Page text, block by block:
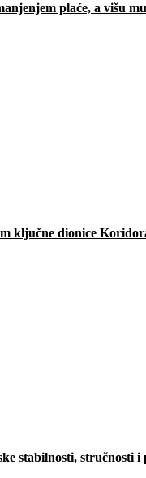
plaće, a višu
ključne dionice
stabilnosti, stručnosti i